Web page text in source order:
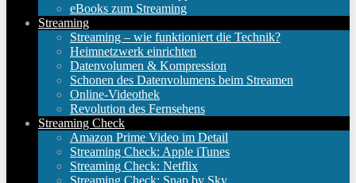
eBooks zum Streaming
Streaming
Streaming – wie funktioniert die Technik?
Heimnetzwerk einrichten
Datenvolumen & Kompression
Schonen des Datenvolumens beim Streamen
Online-Videothek
Revolution des Fernsehens
Streaming Check
Amazon Prime Video im Detail
Streaming Check: Apple iTunes
Streaming Check: Netflix
Streaming Check: Snap by Sky